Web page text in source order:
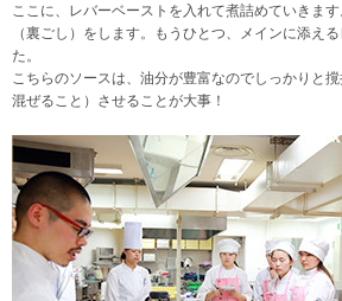
ここに、レバーベーストを入れて煮詰めていきま
（裏ごし）をします。もうひとつ、メインに添え
た。
こちらのソースは、油分が豊富なのでしっかりと
混ぜること）させることが大事！